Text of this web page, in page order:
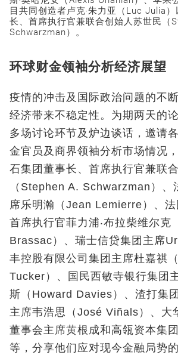
目共同创造者卢克‧朱力亚（Luc Julia
长、首席执行官兼联合创始人苏世民（
Schwarzman）。
环球财金领袖分析经济展望
疫情的冲击及国际政治问题的不
经济带来不稳定性。为期两天的
多场讨论环节及炉边谈话，邀请
金官员及商界领袖分析市场情况
石集团董事长、首席执行官兼联
（Stephen A. Schwarzman）、
席乐明瀚（Jean Lemierre）、
首席执行官菲力浦‧布拉柴维尔克
Brassac）、瑞士信贷集团主席
丰控股有限公司集团主席杜嘉祺
Tucker）、国民西敏寺银行集团
斯（Howard Davies）、渣打集
主席韦浩思（José Viñals）、大
董事会主席黄根成和高瓴资本集
等，分享他们应对现今金融局势